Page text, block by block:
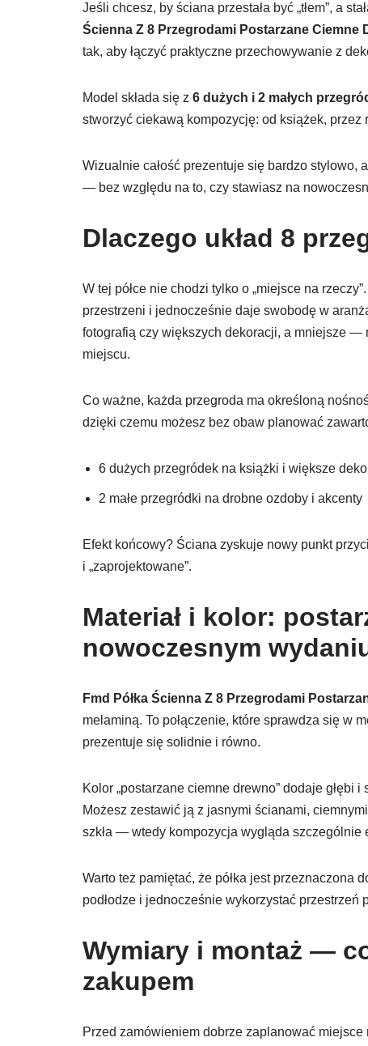
Jeśli chcesz, by ściana przestała być „tłem”, a
Ścienna Z 8 Przegrodami Postarzane Ciemne
tak, aby łączyć praktyczne przechowywanie z
Model składa się z 6 dużych i 2 małych
stworzyć ciekawą kompozycję: od książek,
Wizualnie całość prezentuje się bardzo stylowo,
— bez względu na to, czy stawiasz na
Dlaczego układ 8
W tej półce nie chodzi tylko o „miejsce na
przestrzeni i jednocześnie daje swobodę w
fotografią czy większych dekoracji, a mniejsze
miejscu.
Co ważne, każda przegroda ma określoną
dzięki czemu możesz bez obaw planować
6 dużych przegródek na książki i większe
2 małe przegródki na drobne ozdoby i akcenty
Efekt końcowy? Ściana zyskuje nowy punkt
i „zaprojektowane”.
Materiał i kolor:
nowoczesnym
Fmd Półka Ścienna Z 8 Przegrodami
melaminą. To połączenie, które sprawdza się w
prezentuje się solidnie i równo.
Kolor „postarzane ciemne drewno” dodaje głębi
Możesz zestawić ją z jasnymi ścianami,
szkła — wtedy kompozycja wygląda szczególnie
Warto też pamiętać, że półka jest przeznaczona
podłodze i jednocześnie wykorzystać przestrzeń
Wymiary i montaż —
zakupem
Przed zamówieniem dobrze zaplanować miejsce